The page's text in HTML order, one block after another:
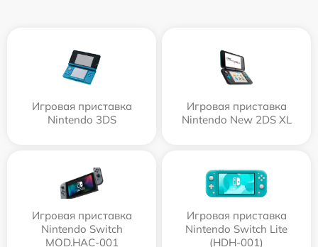
Игровая приставка
Nintendo 3DS
Игровая приставка
Nintendo New 2DS XL
Игровая приставка
Nintendo Switch
MOD.HAC-001
Игровая приставка
Nintendo Switch Lite
(HDH-001)